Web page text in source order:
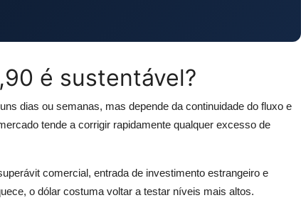
é sustentável?
dias ou semanas, mas depende da continuidade do fluxo e
tende a corrigir rapidamente qualquer excesso de
comercial, entrada de investimento estrangeiro e
o dólar costuma voltar a testar níveis mais altos.